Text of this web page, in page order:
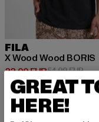
FILA
X Wood Wood BORIS
22,00 EUR
Derzeitiger Preis:
54,99 EUR
GREAT
HERE!